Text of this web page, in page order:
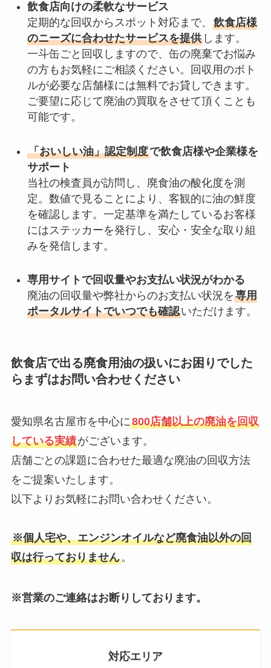
飲食店向けの柔軟なサービス
定期的な回収からスポット対応まで、 飲食店様
のニーズに合わせたサービスを提供します。
一斗缶ごと回収しますので、缶の廃棄でお悩み
の方もお気軽にご相談ください。回収用のボト
ルが必要な店舗様には無料でお貸しできます。
ご要望に応じて廃油の買取をさせて頂くことも
可能です。
「おいしい油」認定制度で飲食店様や企業様を
サポート
当社の検査員が訪問し、廃食油の酸化度を測
定。数値で見ることにより、客観的に油の鮮度
を確認します。一定基準を満たしているお客様
にはステッカーを発行し、安心・安全な取り組
みを発信します。
専用サイトで回収量やお支払い状況がわかる
廃油の回収量や弊社からのお支払い状況を専用
ポータルサイトでいつでも確認いただけます。
飲食店で出る廃食用油の扱いにお困りでした
らまずはお問い合わせください
愛知県名古屋市を中心に800店舗以上の廃油を回収
している実績がございます。
店舗ごとの課題に合わせた最適な廃油の回収方法
をご提案いたします。
以下よりお気軽にお問い合わせください。
※個人宅や、エンジンオイルなど廃食油以外の回
収は行っておりません。
※営業のご連絡はお断りしております。
対応エリア